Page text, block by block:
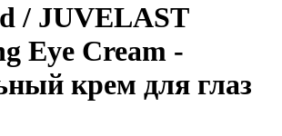
/ JUVELAST
Eye Cream -
крем для глаз